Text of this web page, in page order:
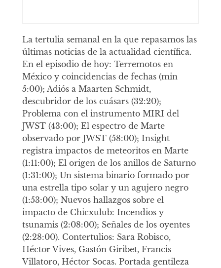
La tertulia semanal en la que repasamos las
últimas noticias de la actualidad científica.
En el episodio de hoy: Terremotos en
México y coincidencias de fechas (min
5:00); Adiós a Maarten Schmidt,
descubridor de los cuásars (32:20);
Problema con el instrumento MIRI del
JWST (43:00); El espectro de Marte
observado por JWST (58:00); Insight
registra impactos de meteoritos en Marte
(1:11:00); El origen de los anillos de Saturno
(1:31:00); Un sistema binario formado por
una estrella tipo solar y un agujero negro
(1:53:00); Nuevos hallazgos sobre el
impacto de Chicxulub: Incendios y
tsunamis (2:08:00); Señales de los oyentes
(2:28:00). Contertulios: Sara Robisco,
Héctor Vives, Gastón Giribet, Francis
Villatoro, Héctor Socas. Portada gentileza